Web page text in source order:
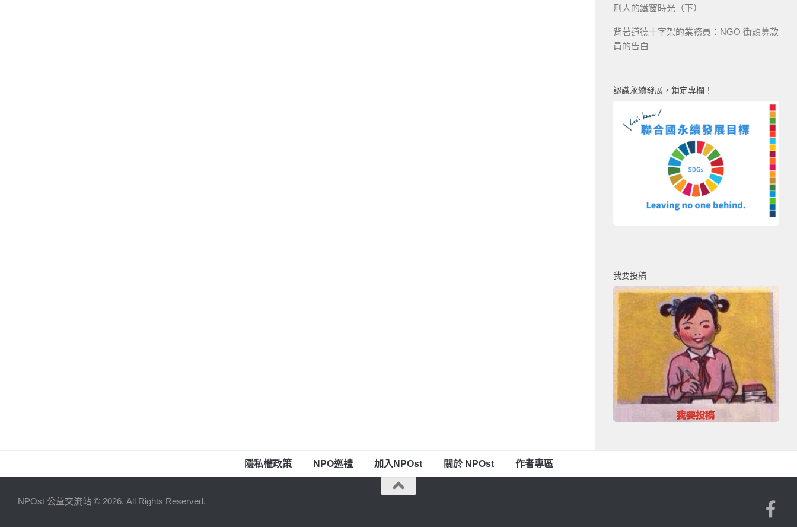
刑人的鐵窗時光（下）
背著道德十字架的業務員：NGO 街頭募款
員的告白
認識永續發展，鎖定專欄！
我要投稿
隱私權政策 NPO巡禮 加入NPOst 關於 NPOst 作者專區
NPOst 公益交流站 © 2026. All Rights Reserved.